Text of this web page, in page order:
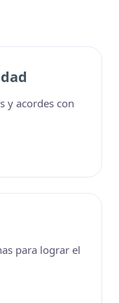
y acordes con
para lograr el